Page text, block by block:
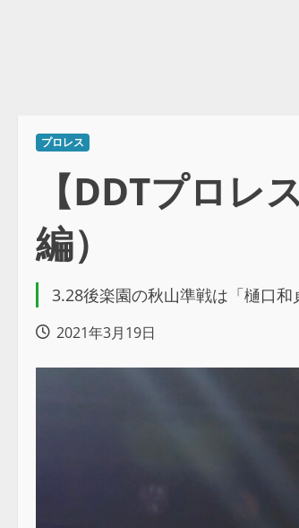
プロレス
【DDTプロレ
編）
3.28後楽園の秋山準戦は「樋口
2021年3月19日